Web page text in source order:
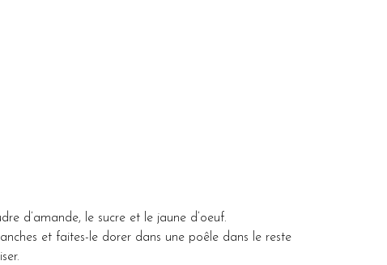
d’amande, le sucre et le jaune d’oeuf.
et faites-le dorer dans une poêle dans le reste